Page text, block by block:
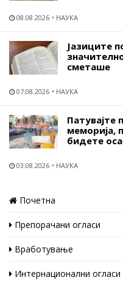
08.08.2026 НАУКА
Јазиците
сметаше
07.08.2026 НАУКА
Патувајте
меморија,
бидете
03.08.2026 НАУКА
Почетна
Препорачани огласи
Вработување
Интернационални огласи